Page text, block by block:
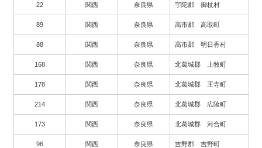
22 関西 奈良県 宇陀郡 御杖村
89 関西 奈良県 高市郡 高取町
88 関西 奈良県 高市郡 明日香村
168 関西 奈良県 北葛城郡 上牧町
178 関西 奈良県 北葛城郡 王寺町
214 関西 奈良県 北葛城郡 広陵町
173 関西 奈良県 北葛城郡 河合町
96 関西 奈良県 吉野郡 吉野町